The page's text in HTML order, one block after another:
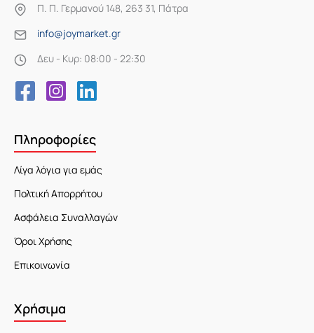
Π. Π. Γερμανού 148, 263 31, Πάτρα
info@joymarket.gr
Δευ - Κυρ: 08:00 - 22:30
Πληροφορίες
Λίγα λόγια για εμάς
Πολτική Απορρήτου
Ασφάλεια Συναλλαγών
Όροι Χρήσης
Επικοινωνία
Χρήσιμα